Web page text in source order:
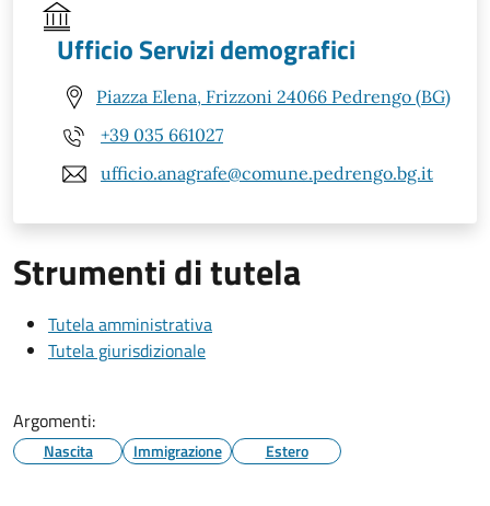
Ufficio Servizi demografici
Piazza Elena, Frizzoni 24066 Pedrengo (BG)
+39 035 661027
ufficio.anagrafe@comune.pedrengo.bg.it
Strumenti di tutela
Tutela amministrativa
Tutela giurisdizionale
Argomenti:
Nascita Immigrazione Estero